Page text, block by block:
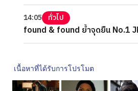
14:05 ทั่วไป
found & found ย้ำจุดยืน No.1